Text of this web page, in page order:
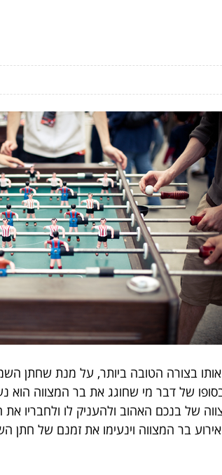
בצורה הטובה ביותר, על מנת שחתן
בנכם האהוב ולהעניק לו ולחבריו את
בר המצווה וינעימו את זמנם של חתן